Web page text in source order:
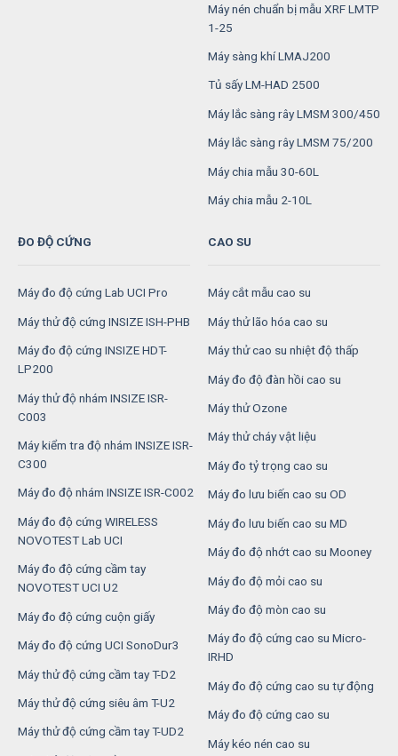
Máy nén chuẩn bị mẫu XRF LMTP
1-25
Máy sàng khí LMAJ200
Tủ sấy LM-HAD 2500
Máy lắc sàng rây LMSM 300/450
Máy lắc sàng rây LMSM 75/200
Máy chia mẫu 30-60L
Máy chia mẫu 2-10L
ĐO ĐỘ CỨNG
Máy đo độ cứng Lab UCI Pro
Máy thử độ cứng INSIZE ISH-PHB
Máy đo độ cứng INSIZE HDT-
LP200
Máy thử độ nhám INSIZE ISR-
C003
Máy kiểm tra độ nhám INSIZE ISR-
C300
Máy đo độ nhám INSIZE ISR-C002
Máy đo độ cứng WIRELESS
NOVOTEST Lab UCI
Máy đo độ cứng cầm tay
NOVOTEST UCI U2
Máy đo độ cứng cuộn giấy
Máy đo độ cứng UCI SonoDur3
Máy thử độ cứng cầm tay T-D2
Máy thử độ cứng siêu âm T-U2
Máy thử độ cứng cầm tay T-UD2
CAO SU
Máy cắt mẫu cao su
Máy thử lão hóa cao su
Máy thử cao su nhiệt độ thấp
Máy đo độ đàn hồi cao su
Máy thử Ozone
Máy thử cháy vật liệu
Máy đo tỷ trọng cao su
Máy đo lưu biến cao su OD
Máy đo lưu biến cao su MD
Máy đo độ nhớt cao su Mooney
Máy đo độ mỏi cao su
Máy đo độ mòn cao su
Máy đo độ cứng cao su Micro-
IRHD
Máy đo độ cứng cao su tự động
Máy đo độ cứng cao su
Máy kéo nén cao su